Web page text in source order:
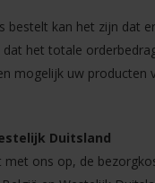
bestelt kan het zijn dat
het totale
mogelijk uw producten
Duitsland
ons op, de